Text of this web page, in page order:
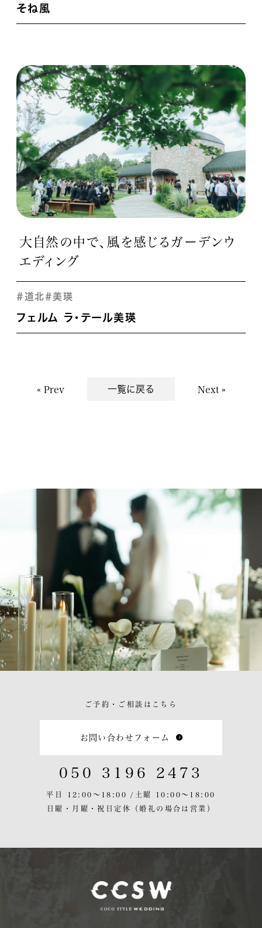
そね風
大自然の中で、風を感じるガーデンウ
エディング
#道北#美瑛
フェルム ラ・テール美瑛
« Prev 一覧に戻る Next »
ご予約・ご相談はこちら
お問い合わせフォーム
050 3196 2473
平日 12:00〜18:00 / 土曜 10:00〜18:00
日曜・月曜・祝日定休
（婚礼の場合は営業）